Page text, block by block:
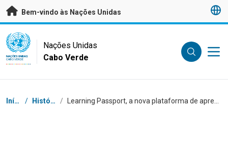
Saltar para conteúdo principal
Bem-vindo às Nações Unidas
UN Logo
NAÇÕES UNIDAS
CABO VERDE
Nações Unidas
Cabo Verde
Breadcrumb
Início / Histórias /